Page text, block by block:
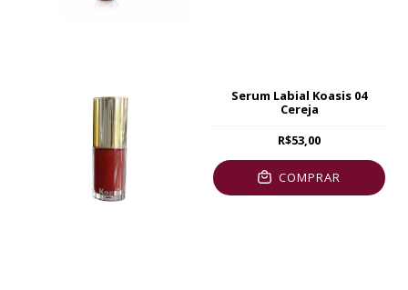
Serum Labial Koasis 04
Cereja
R$53,00
COMPRAR